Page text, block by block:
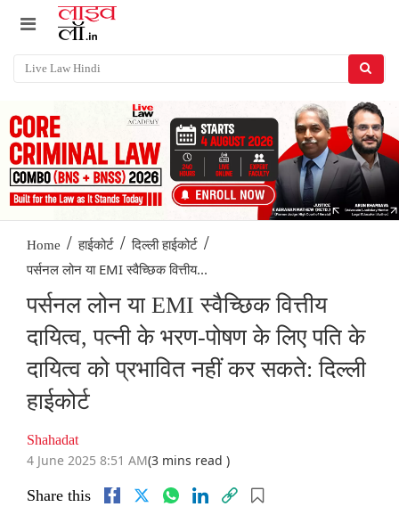
Home / हाईकोर्ट / दिल्ली हाईकोर्ट /
पर्सनल लोन या EMI स्वैच्छिक वित्तीय...
पर्सनल लोन या EMI स्वैच्छिक वित्तीय
दायित्व, पत्नी के भरण-पोषण के लिए पति के
दायित्व को प्रभावित नहीं कर सकते: दिल्ली
हाईकोर्ट
Shahadat
4 June 2025 8:51 AM(3 mins read )
Share this